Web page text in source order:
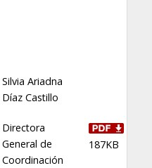
Silvia Ariadna
Díaz Castillo
187KB
Directora
General de
Coordinación